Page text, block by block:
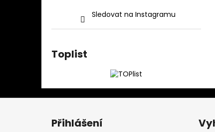
Sledovat na Instagramu
Toplist
Přihlášení